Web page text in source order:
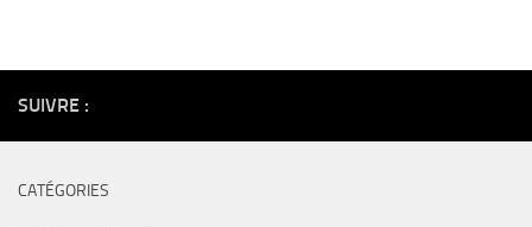
SUIVRE :
CATÉGORIES